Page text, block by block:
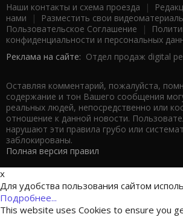
Наши контакты и схема проезда |
нами | Разместить свои
Пользовательское Соглашение |
конфиденциальности и персональных
Реклама на сайте: Отдел продаж digital
Оставляя комментарий, пожалуйста,
содержание и тон Вашего сообщения
реальных людей, непосредственно или
отношение к данной новости.
нарушают эти правила грубо или
заблокированы.
Полная версия правил
x
Для удобства пользования сайтом
Подробнее...
This website uses Cookies to ensure you